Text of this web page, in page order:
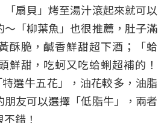
扇貝」烤至湯汁滾起來就可以
～「柳葉魚」也很推薦，肚子滿
酥脆，鹹香鮮甜超下酒；「蛤
鮮甜，吃蚵又吃蛤蜊超補的！
選牛五花」，油花較多，油脂
友可以選擇「低脂牛」，兩者
錯！